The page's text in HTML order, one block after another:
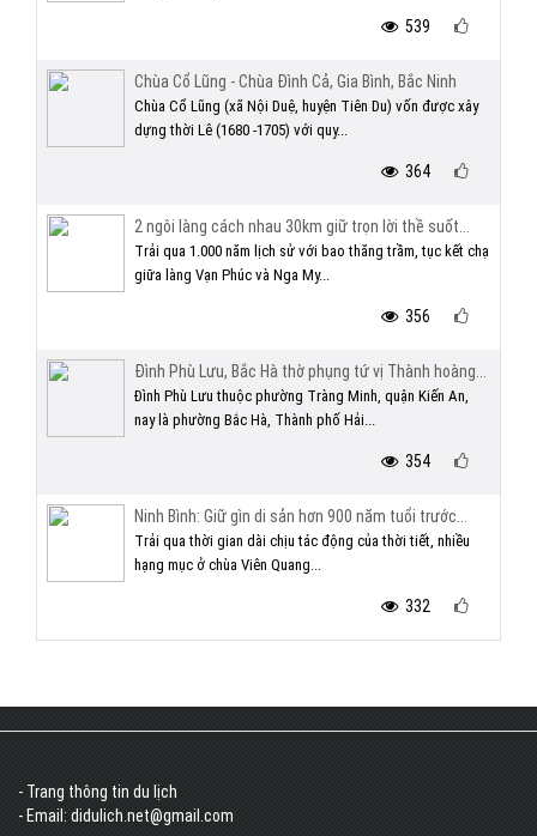
539
Chùa Cổ Lũng - Chùa Đình Cả, Gia Bình, Bắc Ninh
Chùa Cổ Lũng (xã Nội Duệ, huyện Tiên Du) vốn được xây
dựng thời Lê (1680 -1705) với quy...
364
2 ngôi làng cách nhau 30km giữ trọn lời thề suốt...
Trải qua 1.000 năm lịch sử với bao thăng trầm, tục kết chạ
giữa làng Vạn Phúc và Nga My...
356
Đình Phù Lưu, Bắc Hà thờ phụng tứ vị Thành hoàng...
Đình Phù Lưu thuộc phường Tràng Minh, quận Kiến An,
nay là phường Bắc Hà, Thành phố Hải...
354
Ninh Bình: Giữ gìn di sản hơn 900 năm tuổi trước...
Trải qua thời gian dài chịu tác động của thời tiết, nhiều
hạng mục ở chùa Viên Quang...
332
- Trang thông tin du lịch
- Email: didulich.net@gmail.com